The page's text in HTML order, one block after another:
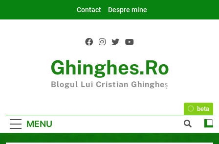
Contact Despre mine
Ghinghes.ro
Blogul Lui Cristian Ghingheș
MENU
beta